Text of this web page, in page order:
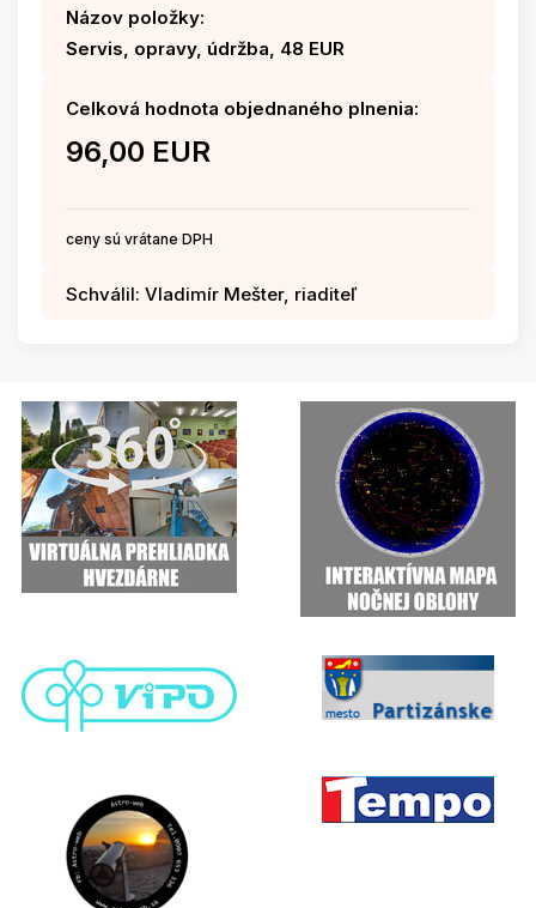
Názov položky:
Servis, opravy, údržba, 48 EUR
Celková hodnota objednaného plnenia:
96,00 EUR
ceny sú vrátane DPH
Schválil: Vladimír Mešter, riaditeľ